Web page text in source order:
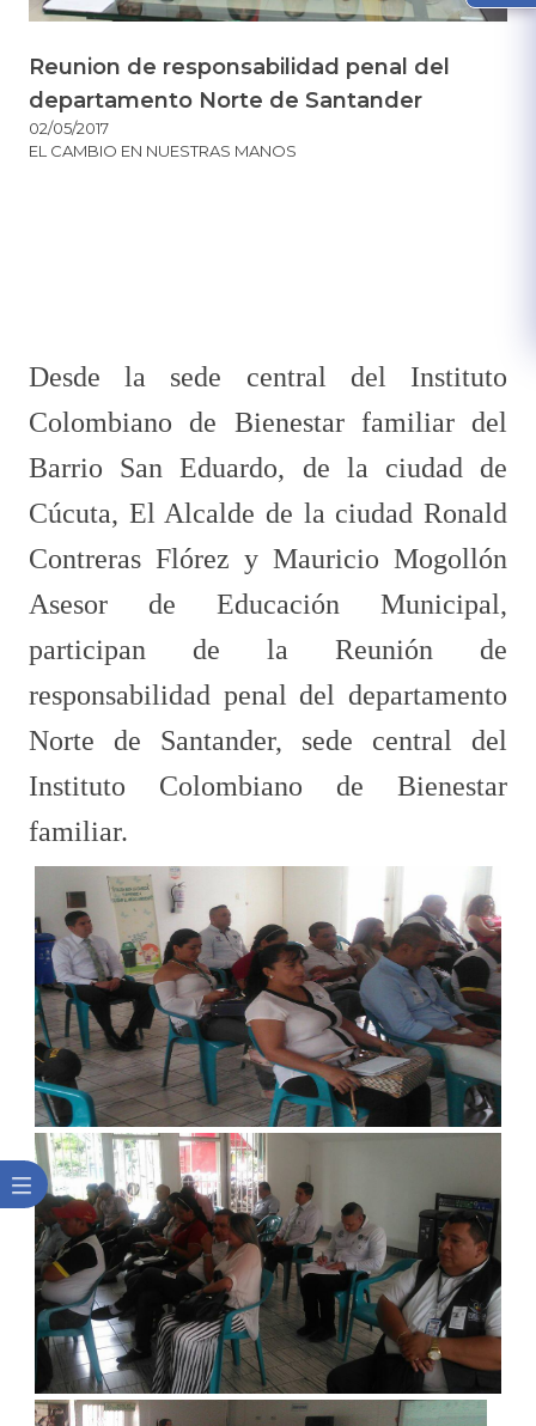
Reunion de responsabilidad penal del
departamento Norte de Santander
02/05/2017
EL CAMBIO EN NUESTRAS MANOS
​Desde la sede central del Instituto
Colombiano de Bienestar familiar del
Barrio San Eduardo, de la ciudad de
Cúcuta, El Alcalde de la ciudad Ronald
Contreras Flórez y Mauricio Mogollón
Asesor de Educación Municipal,
participan de la Reunión de
responsabilidad penal del departamento
Norte de Santander, sede central del
Instituto Colombiano de Bienestar
familiar​.